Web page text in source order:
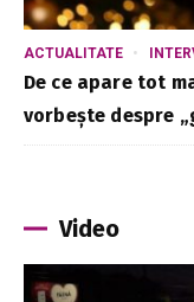
ACTUALITATE
De ce apare tot
vorbește despre
Video